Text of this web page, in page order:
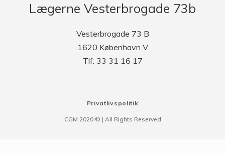
Lægerne Vesterbrogade 73b
Vesterbrogade 73 B
1620 København V
Tlf: 33 31 16 17
Privatlivspolitik
CGM 2020 ©​ | All Rights Reserved